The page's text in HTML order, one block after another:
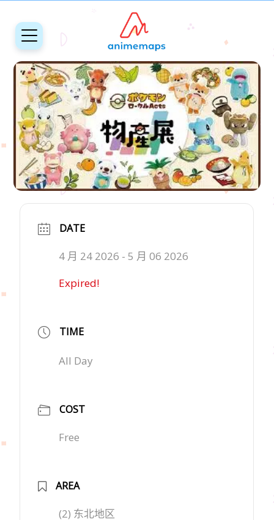
DATE
4 月 24 2026 - 5 月 06 2026
Expired!
TIME
All Day
COST
Free
AREA
(2) 东北地区